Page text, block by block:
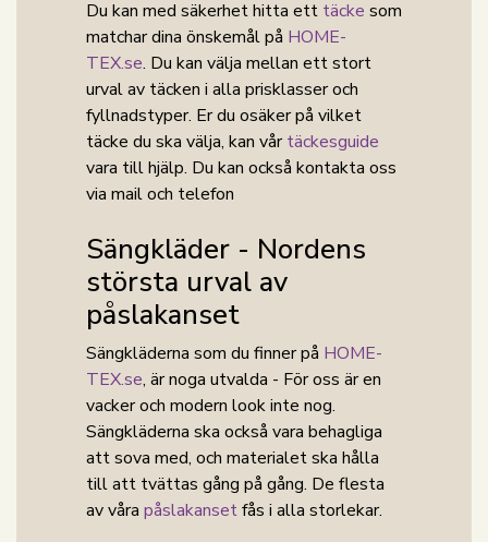
Du kan med säkerhet hitta ett täcke som
matchar dina önskemål på HOME-
TEX.se. Du kan välja mellan ett stort
urval av täcken i alla prisklasser och
fyllnadstyper. Er du osäker på vilket
täcke du ska välja, kan vårtäckesguide
vara till hjälp. Du kan också kontakta oss
via mail och telefon
Sängkläder - Nordens
största urval av
påslakanset
Sängkläderna som du finner på HOME-
TEX.se, är noga utvalda - För oss är en
vacker och modern look inte nog.
Sängkläderna ska också vara behagliga
att sova med, och materialet ska hålla
till att tvättas gång på gång. De flesta
av våra påslakansetfås i alla storlekar.